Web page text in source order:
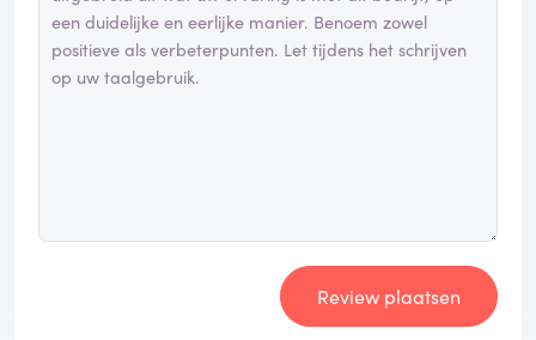
Review plaatsen